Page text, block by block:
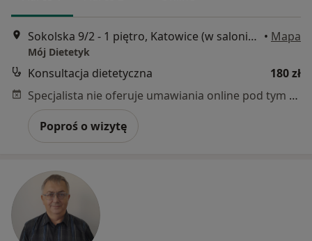
Sokolska 9/2 - 1 piętro, Katowice (w salonie Isabel Medical Day SPA), Katowice • Mapa
Mój Dietetyk
Konsultacja dietetyczna
180 zł
Specjalista nie oferuje umawiania online pod tym adresem.
Poproś o wizytę